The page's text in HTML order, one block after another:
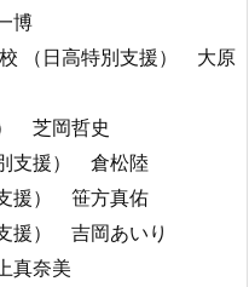
博
（日高特別支援） 大原
芝岡哲史
支援） 倉松陸
援） 笹方真佑
援） 吉岡あいり
真奈美